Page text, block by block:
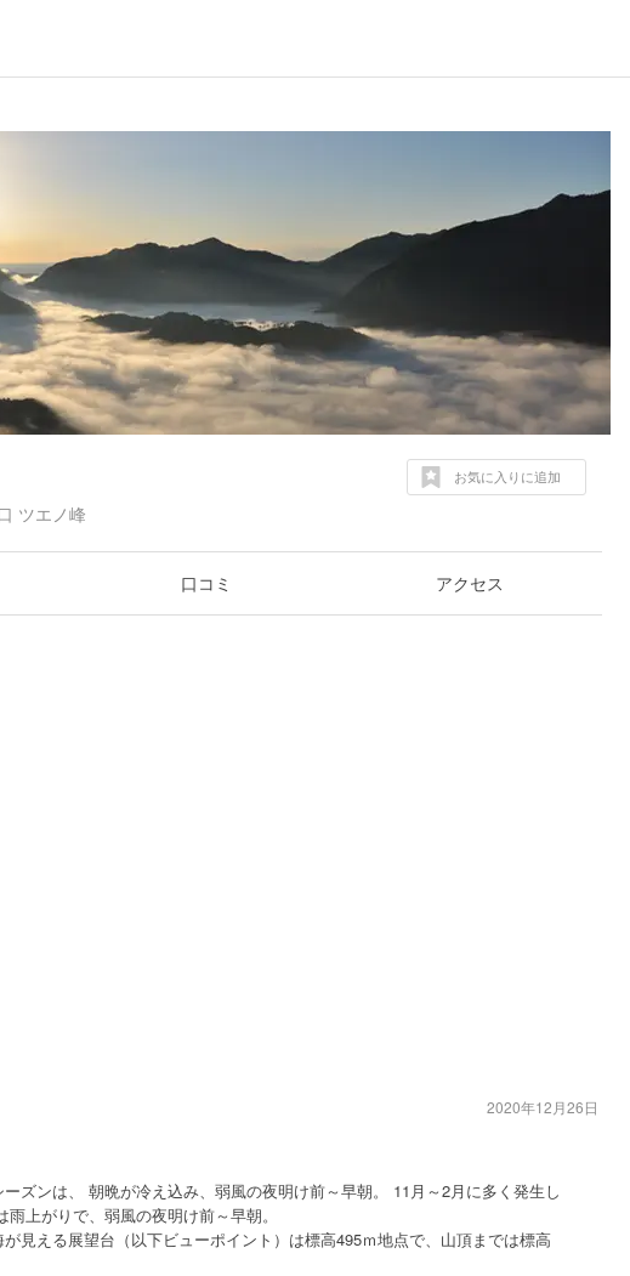
ツエノ峰
お気に入りに追加
口コミ アクセス
ズンは、 朝晩が冷え込み、弱風の夜明け前～早朝。 11月～2月に多く発生し
上がりで、弱風の夜明け前～早朝。
見える展望台（以下ビューポイント）は標高495ｍ地点で、山頂までは標高
2020年12月26日